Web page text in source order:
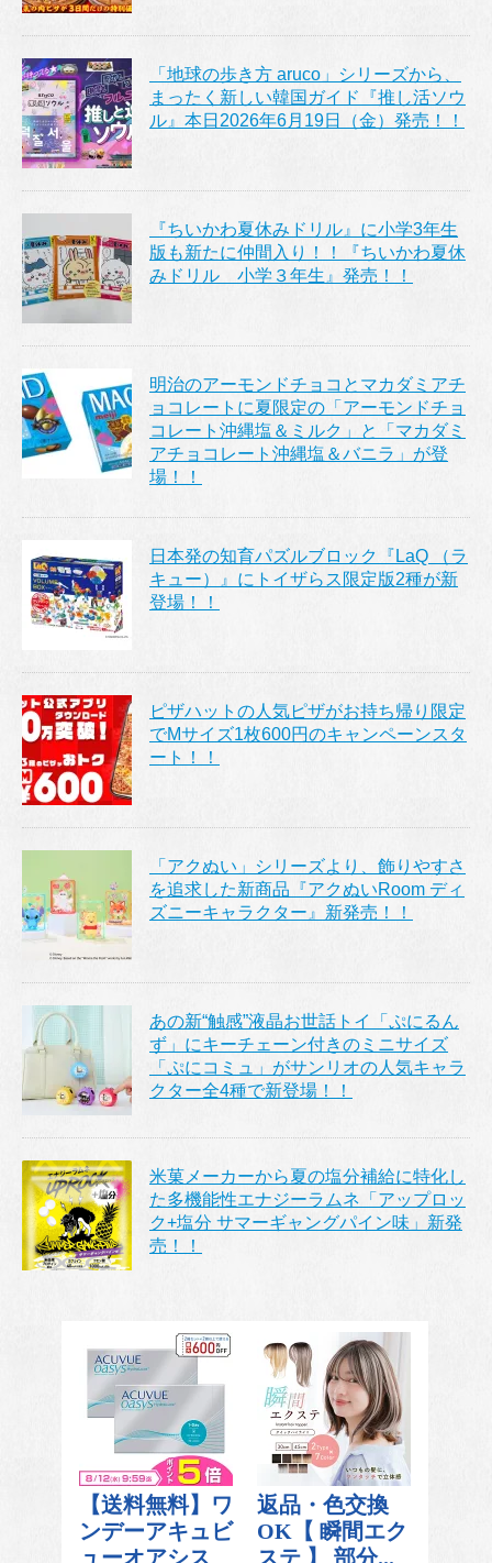
「地球の歩き方 aruco」シリーズから、
まったく新しい韓国ガイド『推し活ソウ
ル』本日2026年6月19日（金）発売！！
『ちいかわ夏休みドリル』に小学3年生
版も新たに仲間入り！！『ちいかわ夏休
みドリル 小学３年生』発売！！
明治のアーモンドチョコとマカダミアチ
ョコレートに夏限定の「アーモンドチョ
コレート沖縄塩＆ミルク」と「マカダミ
アチョコレート沖縄塩＆バニラ」が登
場！！
日本発の知育パズルブロック『LaQ （ラ
キュー）』にトイザらス限定版2種が新
登場！！
ピザハットの人気ピザがお持ち帰り限定
でMサイズ1枚600円のキャンペーンスタ
ート！！
「アクぬい」シリーズより、飾りやすさ
を追求した新商品『アクぬいRoom ディ
ズニーキャラクター』新発売！！
あの新“触感”液晶お世話トイ「ぷにるん
ず」にキーチェーン付きのミニサイズ
「ぷにコミュ」がサンリオの人気キャラ
クター全4種で新登場！！
米菓メーカーから夏の塩分補給に特化し
た多機能性エナジーラムネ「アップロッ
ク+塩分 サマーギャングパイン味」新発
売！！